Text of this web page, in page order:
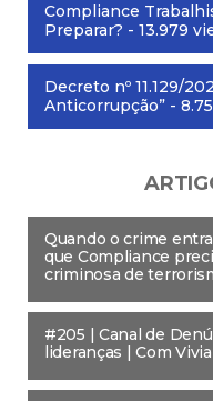
Compliance
Preparar? - 13.979
Decreto nº 11.129/
Anticorrupção” -
Quando o crime
que Compliance
criminosa de
#205 | Canal de
lideranças | Com